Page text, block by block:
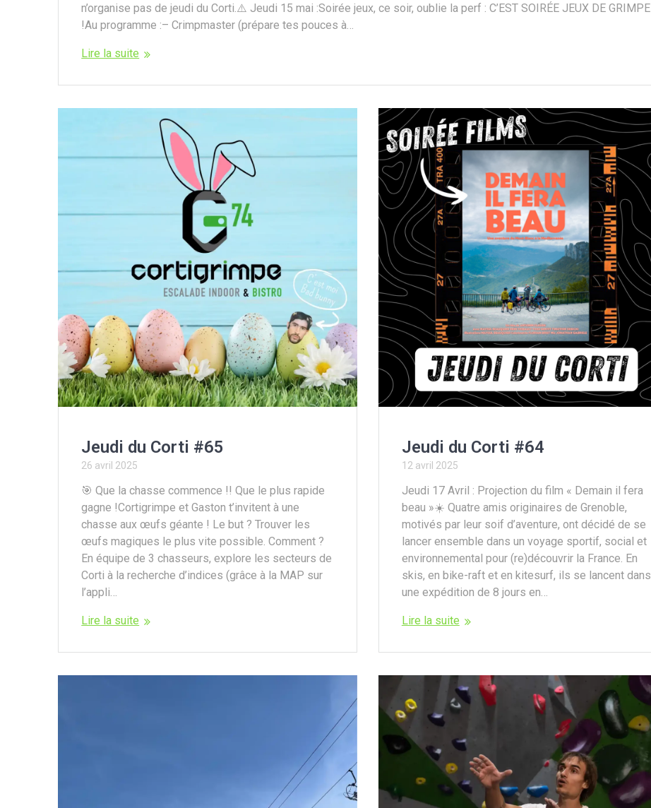
n’organise pas de jeudi du Corti.⚠️ Jeudi 15 mai :Soirée jeux, ce soir, oublie la perf : C’EST SOIRÉE JEUX DE GRIMPE
!Au programme :– Crimpmaster (prépare tes pouces à…
Lire la suite
Jeudi du Corti #65
26 avril 2025
🎯 Que la chasse commence !! Que le plus rapide
gagne !Cortigrimpe et Gaston t’invitent à une
chasse aux œufs géante ! Le but ? Trouver les
œufs magiques le plus vite possible. Comment ?
En équipe de 3 chasseurs, explore les secteurs de
Corti à la recherche d’indices (grâce à la MAP sur
l’appli…
Lire la suite
Jeudi du Corti #64
12 avril 2025
Jeudi 17 Avril : Projection du film « Demain il fera
beau »☀️ Quatre amis originaires de Grenoble,
motivés par leur soif d’aventure, ont décidé de se
lancer ensemble dans un voyage sportif, social et
environnemental pour (re)découvrir la France. En
skis, en bike-raft et en kitesurf, ils se lancent dans
une expédition de 8 jours en…
Lire la suite